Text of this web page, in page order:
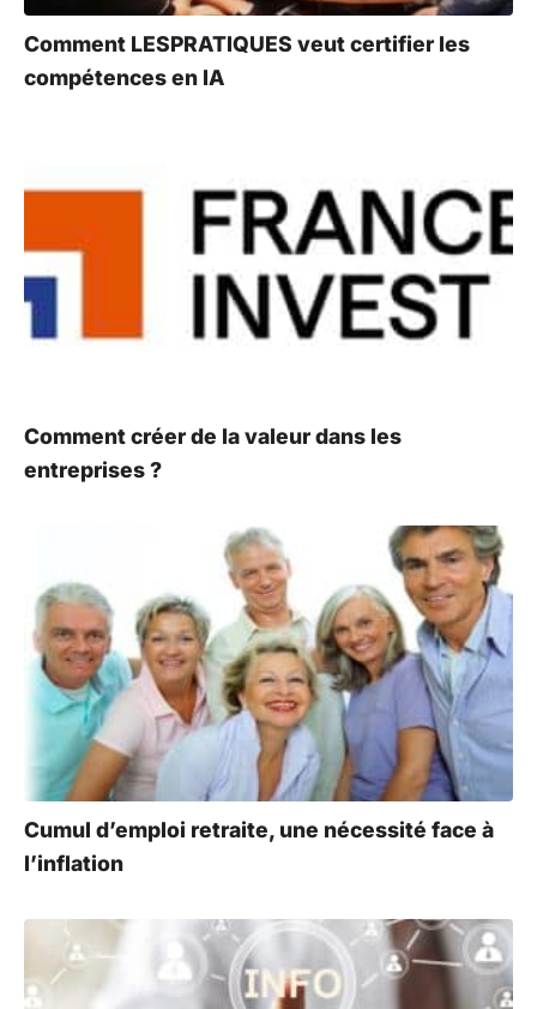
Comment LESPRATIQUES veut certifier les
compétences en IA
Comment créer de la valeur dans les
entreprises ?
Cumul d’emploi retraite, une nécessité face à
l’inflation